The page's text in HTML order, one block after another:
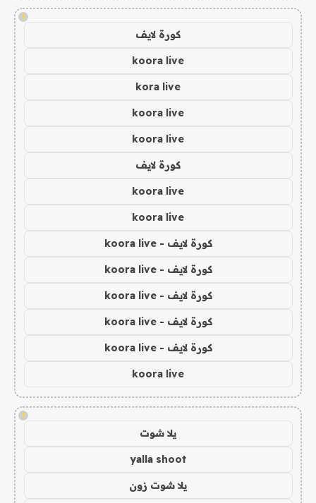
!
كورة لايف
koora live
kora live
koora live
koora live
كورة لايف
koora live
koora live
كورة لايف - koora live
كورة لايف - koora live
كورة لايف - koora live
كورة لايف - koora live
كورة لايف - koora live
koora live
!
يلا شوت
yalla shoot
يلا شوت زون